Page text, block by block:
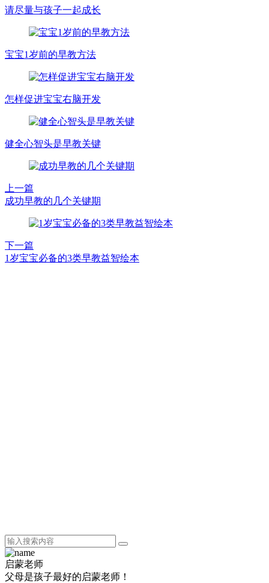
请尽量与孩子一起成长
宝宝1岁前的早教方法
怎样促进宝宝右脑开发
健全心智头是早教关键
上一篇
成功早教的几个关键期
下一篇
1岁宝宝必备的3类早教益智绘本
启蒙老师
父母是孩子最好的启蒙老师！